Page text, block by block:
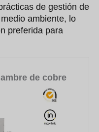
de gestión de
ambiente, lo
preferida para
de cobre